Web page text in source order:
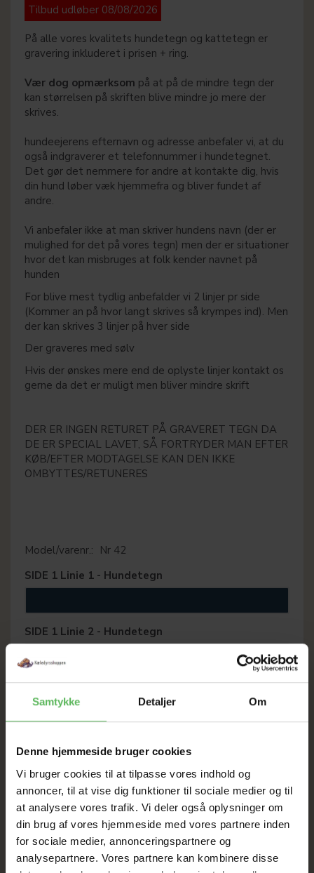
Samtykke Detaljer Om
Denne hjemmeside bruger cookies
Vi bruger cookies til at tilpasse vores indhold og
annoncer, til at vise dig funktioner til sociale medier og til
at analysere vores trafik. Vi deler også oplysninger om
din brug af vores hjemmeside med vores partnere inden
for sociale medier, annonceringspartnere og
analysepartnere. Vores partnere kan kombinere disse
Tilbud udløber 08/08/2026
På alle vores kvalitets hundetegn og kattetegn er
gravering inkluderet i prisen + ring.
Vær dog opmærksom på at på de mindre tegn der
kan størrelsen på skriften blive mindre jo mere der
skrives.
hundeejerens efternavn og adresse anbefaler vi, at du
også indgraverer et telefonnummer i hundetegnet.
Det gør det nemmere for andre at kontakte dig, hvis
din hund løber væk hjemmefra og bliver fundet af
andre.
Vi anbefaler ikke at man skriver hundens navn (der er
mulighed for det på vores tegn) men der er situationer
hvor det kan misbruges at folk kender navnet på
hunden
For blive mest tydlig anbefalder vi 2 linjer pr side
(Kommer an på hvor langt skrives så krympes ind). Men
der kan skrives 3 linjer på hver side
Der graveres med sølv
Hvis der ønskes mere end de oplyste linjer kontakt os
gerne da det er muligt men bliver mindre skrift
DER ER INGEN RETURET PÅ GRAVERET TEGN DA
DE ER SPECIAL LAVET, SÅ FORTRYDER MAN EFTER
KØB/EFTER MODTAGELSE KAN DEN IKKE
OMBYTTES/RETUNERES
Model/varenr.: Nr 42
SIDE 1 Linie 1 - Hundetegn
SIDE 1 Linie 2 - Hundetegn
SIDE 2 Linie 1 - Hundetegn
SIDE 2 Linie 2 - Hundetegn
SIDE 2 Linie 3 - Hundetegn